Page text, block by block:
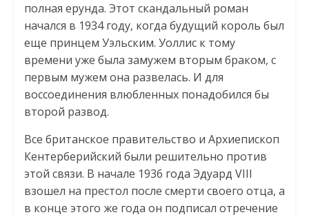
полная ерунда. Этот скандальный роман
начался в 1934 году, когда будущий король был
еще принцем Уэльским. Уоллис к тому
времени уже была замужем вторым браком, с
первым мужем она развелась. И для
воссоединения влюбленных понадобился бы
второй развод.
Все британское правительство и Архиепископ
Кентерберийский были решительно против
этой связи. В начале 1936 года Эдуард VIII
взошел на престол после смерти своего отца, а
в конце этого же года он подписал отречение